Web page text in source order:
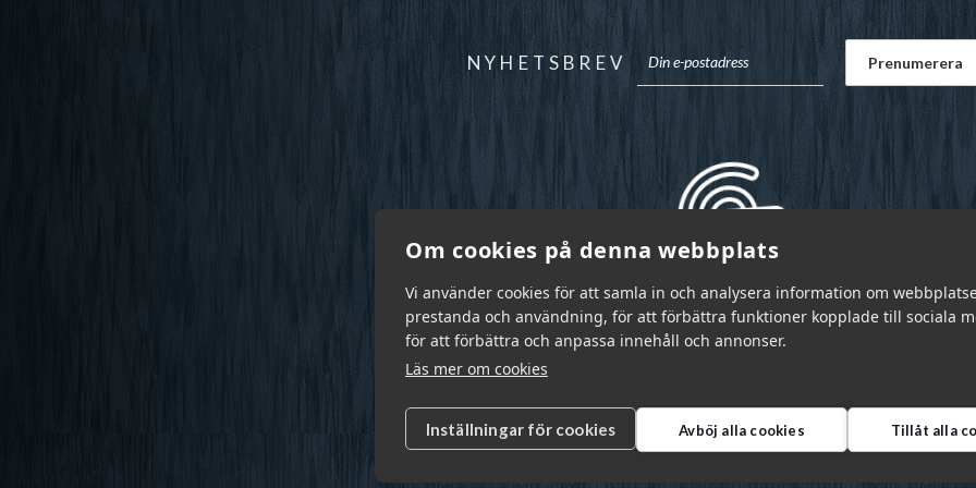
Om cookies på denna webbplats
Vi använder cookies för att samla in och analysera information om
prestanda och användning, för att förbättra funktioner kopplade till sociala
för att förbättra och anpassa innehåll och annonser.
Läs mer om cookies
Inställningar för cookies Avböj alla cookies Tillåt alla
NYHETSBREV
Garnr Sverige AB © 2026 | info@garnr.se 031 - 92